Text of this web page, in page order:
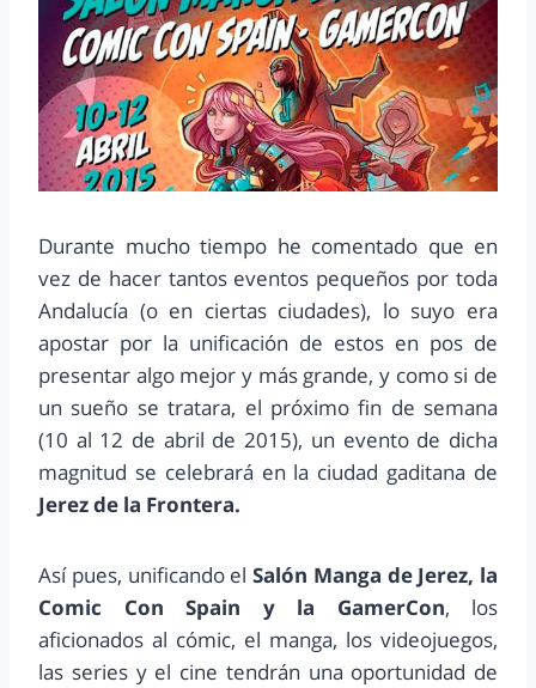
Durante mucho tiempo he comentado que en
vez de hacer tantos eventos pequeños por toda
Andalucía (o en ciertas ciudades), lo suyo era
apostar por la unificación de estos en pos de
presentar algo mejor y más grande, y como si de
un sueño se tratara, el próximo fin de semana
(10 al 12 de abril de 2015), un evento de dicha
magnitud se celebrará en la ciudad gaditana de
Jerez de la Frontera.
Así pues, unificando el Salón Manga de Jerez, la
Comic Con Spain y la GamerCon, los
aficionados al cómic, el manga, los videojuegos,
las series y el cine tendrán una oportunidad de